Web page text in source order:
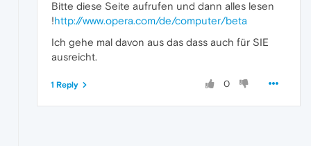
Bitte diese Seite aufrufen und dann alles lesen
!http://www.opera.com/de/computer/beta
Ich gehe mal davon aus das dass auch für SIE
ausreicht.
0
1 Reply